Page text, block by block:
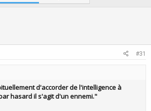
#31
d'accorder de l'intelligence à
hasard il s'agit d'un ennemi."